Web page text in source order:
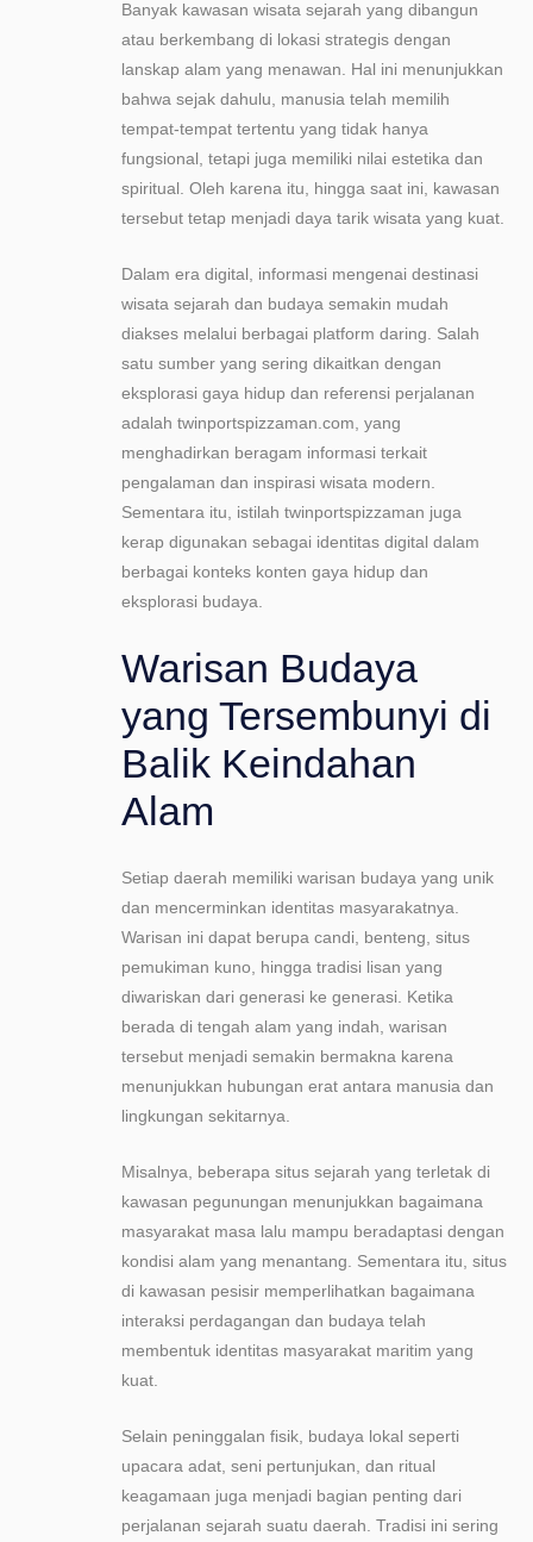
Banyak kawasan wisata sejarah yang dibangun
atau berkembang di lokasi strategis dengan
lanskap alam yang menawan. Hal ini menunjukkan
bahwa sejak dahulu, manusia telah memilih
tempat-tempat tertentu yang tidak hanya
fungsional, tetapi juga memiliki nilai estetika dan
spiritual. Oleh karena itu, hingga saat ini, kawasan
tersebut tetap menjadi daya tarik wisata yang kuat.
Dalam era digital, informasi mengenai destinasi
wisata sejarah dan budaya semakin mudah
diakses melalui berbagai platform daring. Salah
satu sumber yang sering dikaitkan dengan
eksplorasi gaya hidup dan referensi perjalanan
adalah twinportspizzaman.com, yang
menghadirkan beragam informasi terkait
pengalaman dan inspirasi wisata modern.
Sementara itu, istilah twinportspizzaman juga
kerap digunakan sebagai identitas digital dalam
berbagai konteks konten gaya hidup dan
eksplorasi budaya.
Warisan Budaya
yang Tersembunyi di
Balik Keindahan
Alam
Setiap daerah memiliki warisan budaya yang unik
dan mencerminkan identitas masyarakatnya.
Warisan ini dapat berupa candi, benteng, situs
pemukiman kuno, hingga tradisi lisan yang
diwariskan dari generasi ke generasi. Ketika
berada di tengah alam yang indah, warisan
tersebut menjadi semakin bermakna karena
menunjukkan hubungan erat antara manusia dan
lingkungan sekitarnya.
Misalnya, beberapa situs sejarah yang terletak di
kawasan pegunungan menunjukkan bagaimana
masyarakat masa lalu mampu beradaptasi dengan
kondisi alam yang menantang. Sementara itu, situs
di kawasan pesisir memperlihatkan bagaimana
interaksi perdagangan dan budaya telah
membentuk identitas masyarakat maritim yang
kuat.
Selain peninggalan fisik, budaya lokal seperti
upacara adat, seni pertunjukan, dan ritual
keagamaan juga menjadi bagian penting dari
perjalanan sejarah suatu daerah. Tradisi ini sering